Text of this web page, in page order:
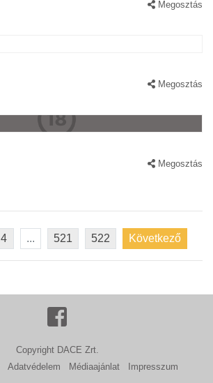
Megosztás
Megosztás
Megosztás
4 ... 521 522 Következő
Copyright DACE Zrt.
Adatvédelem Médiaajánlat Impresszum